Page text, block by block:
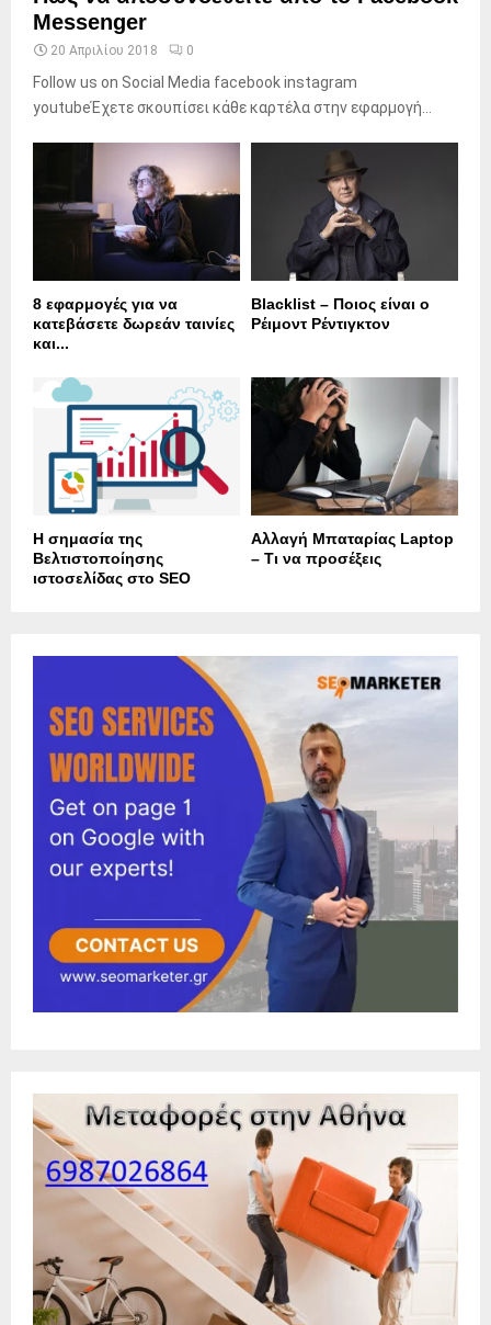
Messenger
20 Απριλίου 2018 0
Follow us on Social Media facebook instagram
youtubeΈχετε σκουπίσει κάθε καρτέλα στην εφαρμογή...
8 εφαρμογές για να
κατεβάσετε δωρεάν ταινίες
και...
Blacklist – Ποιος είναι ο
Ρέιμοντ Ρέντιγκτον
Η σημασία της
Βελτιστοποίησης
ιστοσελίδας στο SEO
Αλλαγή Μπαταρίας Laptop
– Τι να προσέξεις